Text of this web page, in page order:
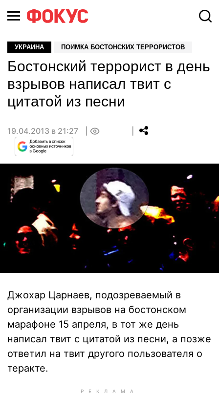
УКРАИНА ПОИМКА БОСТОНСКИХ ТЕРРОРИСТОВ
Бостонский террорист в день
взрывов написал твит с
цитатой из песни
19.04.2013 в 21:27
Джохар Царнаев, подозреваемый в
организации взрывов на бостонском
марафоне 15 апреля, в тот же день
написал твит с цитатой из песни, а позже
ответил на твит другого пользователя о
теракте.